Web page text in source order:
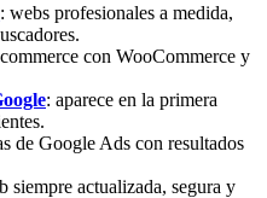
: webs profesionales a medida,
con WooCommerce y
: aparece en la primera
de Google Ads con resultados
siempre actualizada, segura y